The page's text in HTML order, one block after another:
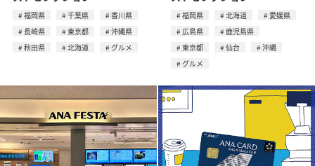
福岡県 千葉県
香川県
長崎県
東京都
沖縄県
秋田県
北海道 グルメ
福岡県 北海道
愛媛県
広島県
鹿児島県
東京都
仙台
沖縄
グルメ